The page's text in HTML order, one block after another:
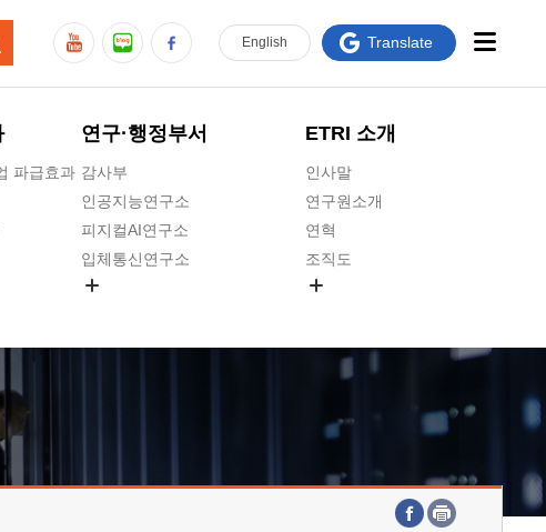
파급효과
연구·행정부서
감사부
인공지능연구소
피지컬AI연구소
입체통신연구소
호남권연구본부
ETRI 소개
인사말
연구원소개
연혁
조직도
연구원 고객헌장
주요업무연락처
English Translate